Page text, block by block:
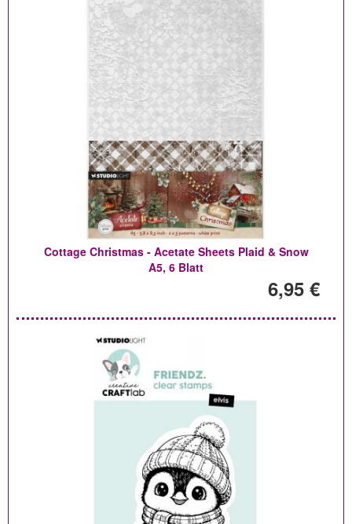
Cottage Christmas - Acetate Sheets Plaid & Snow
A5, 6 Blatt
6,95 €